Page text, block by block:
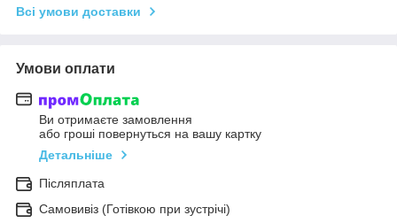
Всі умови доставки
Умови оплати
Ви отримаєте замовлення
або гроші повернуться на вашу картку
Детальніше
Післяплата
Самовивіз (Готівкою при зустрічі)